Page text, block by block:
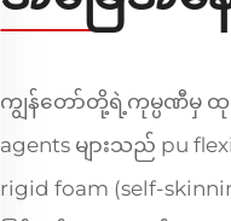
ကျွန်တော်တို့ရဲ့ကုမ္ပဏီမှ
agents များသည် pu
rigid foam (self-